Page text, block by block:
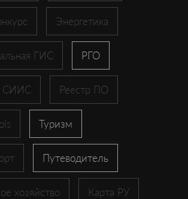
Энергетика
ГИС РГО
СИИС Реестр ПО
Туризм
Путеводитель
хозяйство Карта РУ